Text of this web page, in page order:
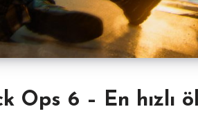
Ops 6 – En hızlı